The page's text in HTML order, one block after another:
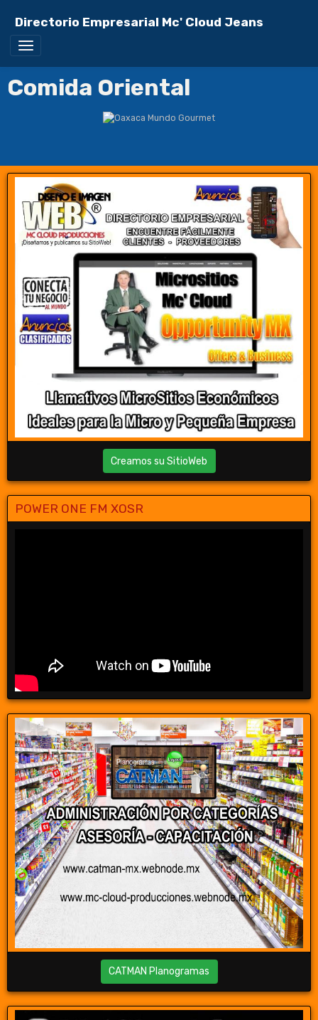
Directorio Empresarial Mc' Cloud Jeans
Comida Oriental
Creamos su SitioWeb
POWER ONE FM XOSR
CATMAN Planogramas